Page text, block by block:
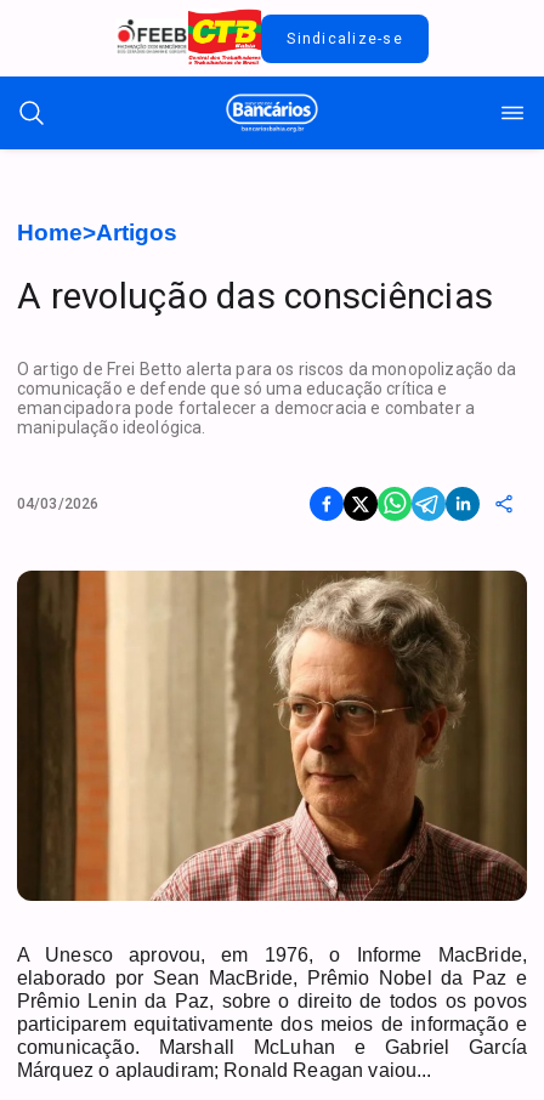
Sindicalize-se
Home>Artigos
A revolução das consciências
O artigo de Frei Betto alerta para os riscos da monopolização da
comunicação e defende que só uma educação crítica e
emancipadora pode fortalecer a democracia e combater a
manipulação ideológica.
04/03/2026
A Unesco aprovou, em 1976, o Informe MacBride,
elaborado por Sean MacBride, Prêmio Nobel da Paz e
Prêmio Lenin da Paz, sobre o direito de todos os povos
participarem equitativamente dos meios de informação e
comunicação. Marshall McLuhan e Gabriel García
Márquez o aplaudiram; Ronald Reagan vaiou...